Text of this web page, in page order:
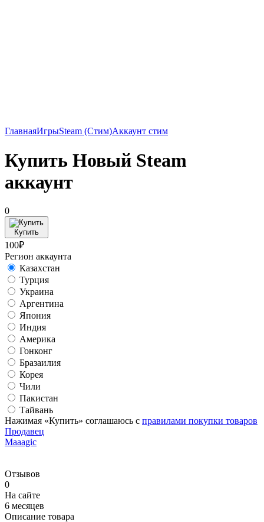
ГлавнаяИгрыSteam (Стим)Аккаунт стим
Купить Новый Steam
аккаунт
0
Купить
100₽
Регион аккаунта
Казахстан
Турция
Украина
Аргентина
Япония
Индия
Америка
Гонконг
Бразаилия
Корея
Чили
Пакистан
Тайвань
Нажимая «Купить» соглашаюсь с правилами покупки товаров
Продавец
Maaagic
Отзывов
0
На сайте
6 месяцев
Описание товара